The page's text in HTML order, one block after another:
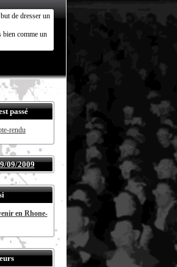
de dresser un
bien comme un
passé
rendu
09/2009
en Rhone-